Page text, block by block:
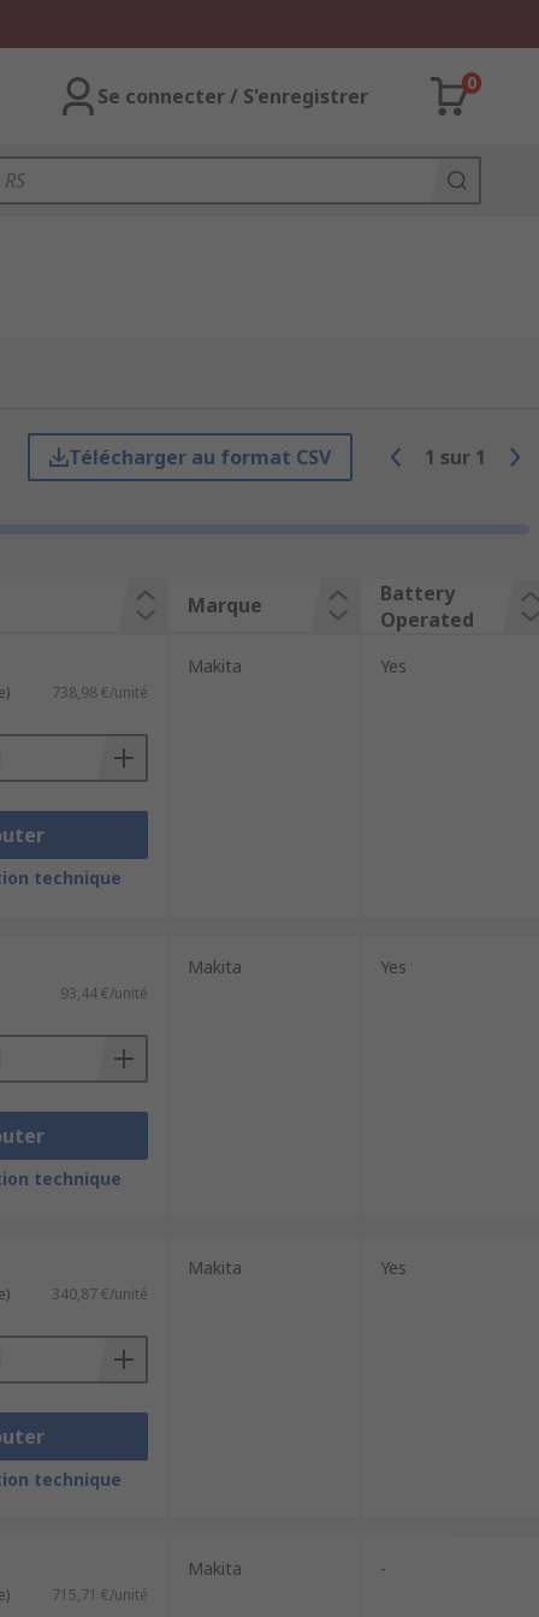
Se connecter / S'enregistrer
0
Télécharger au format CSV 1 sur 1
Marque
Battery
Operated
738,98 €/unité
technique
Makita Yes
93,44 €/unité
technique
Makita Yes
340,87 €/unité
technique
Makita Yes
715,71 €/unité
Makita -